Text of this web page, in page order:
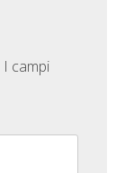
I campi